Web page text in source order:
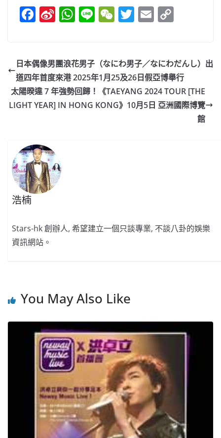
F
e
b
o
o
Si
W
ei
b
o
W
s
A
p
p
Li W
h
at
T
er
E
l y
Li
n
k
日本偶像男團浪花男子（なにわ男子／なにわだんし）出
道四年首度來港 2025年1月25及26日假亞博舉行
太陽暌違 7 年強勢回歸！《TAEYANG 2024 TOUR [THE
LIGHT YEAR] IN HONG KONG》10月5日 亞洲國際博覽
館
浩楠
Stars-hk 創辦人, 希望建立一個只談專業, 不談八卦的娛樂
資訊網站。
You May Also Like